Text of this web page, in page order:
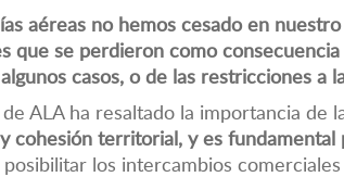
aéreas no hemos cesado en
que se perdieron como
casos, o de las restricciones a
ALA ha resaltado la importancia de
cohesión territorial, y es
los intercambios